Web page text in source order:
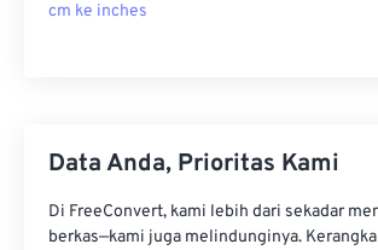
cm ke inches
Data Anda, Prioritas Kami
Di FreeConvert, kami lebih dari sekadar
berkas—kami juga melindunginya.